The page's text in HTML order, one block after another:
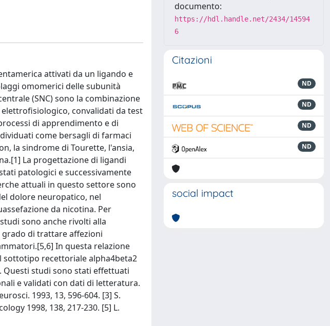
attivati da un ligando e
omomerici delle subunità
(SNC) sono la combinazione
convalidati da test
di apprendimento e di
come bersagli di farmaci
la sindrome di Tourette, l'ansia,
La progettazione di ligandi
patologici e successivamente
attuali in questo settore sono
dolore neuropatico, nel
da nicotina. Per
sono anche rivolti alla
di trattare affezioni
In questa relazione
recettoriale alpha4beta2
Questi studi sono stati effettuati
e validati con dati di letteratura.
1993, 13, 596-604. [3] S.
1998, 138, 217-230. [5] L.
documento:
https://hdl.handle.net/2434/14594
6
Citazioni
ND
ND
ND
ND
social impact